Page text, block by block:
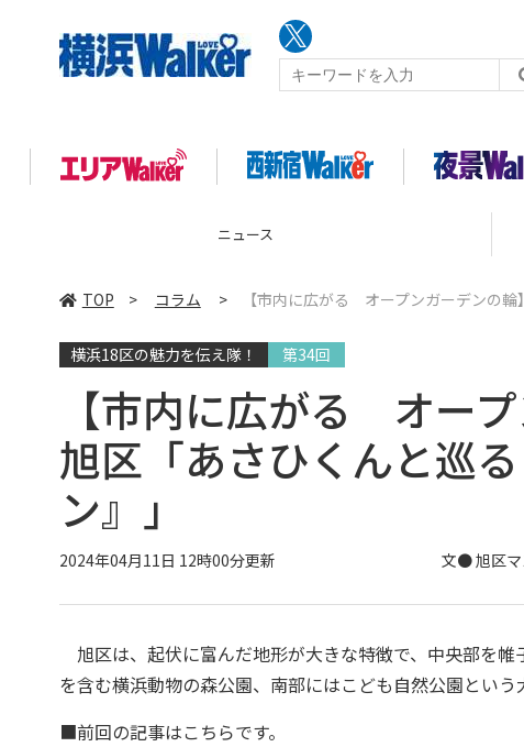
コラム
TOP > コラム > 【市内に広がる オープンガーデンの
横浜18区の魅力を伝え隊！ 第34回
【市内に広がる オー
旭区「あさひくんと巡
ン』」
2024年04月11日 12時00分更新 文● 旭区マ
旭区は、起伏に富んだ地形が大きな特徴で、中央部を
を含む横浜動物の森公園、南部にはこども自然公園という
■前回の記事はこちらです。